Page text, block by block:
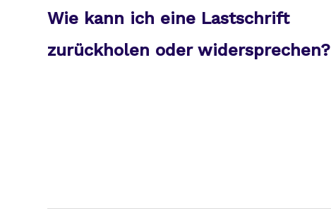
Wie kann ich eine Lastschrift
zurückholen oder widersprechen?